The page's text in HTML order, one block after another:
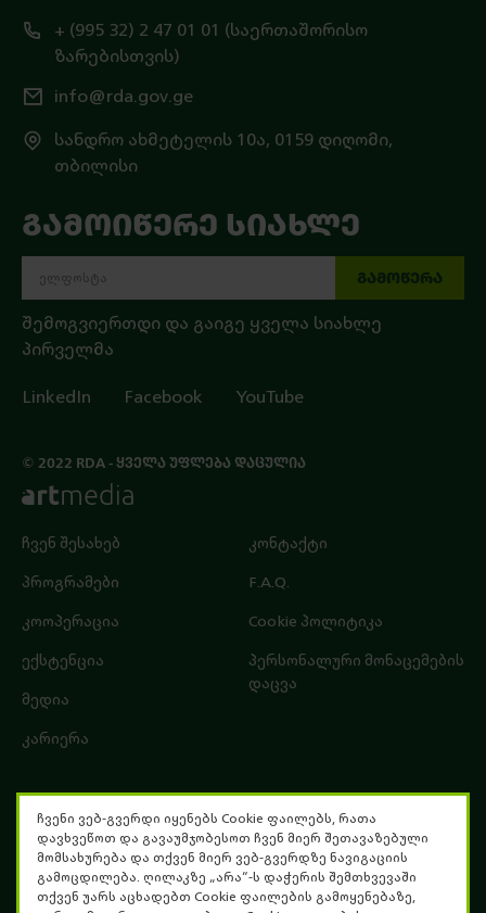
ჩვენი ვებ-გვერდი იყენებს Cookie ფაილებს, რათა
დავხვეწოთ და გავაუმჯობესოთ ჩვენ მიერ შეთავაზებული
მომსახურება და თქვენ მიერ ვებ-გვერდზე ნავიგაციის
გამოცდილება. ღილაკზე „არა“-ს დაჭერის შემთხვევაში
თქვენ უარს აცხადებთ Cookie ფაილების გამოყენებაზე,
+ (995 32) 2 47 01 01 (საერთაშორისო
ზარებისთვის)
info@rda.gov.ge
სანდრო ახმეტელის 10ა, 0159 დიღომი,
თბილისი
ჩვენ შესახებ
პროგრამები
კოოპერაცია
ექსტენცია
მედია
კარიერა
კონტაქტი
F.A.Q.
Cookie პოლიტიკა
პერსონალური მონაცემების
დაცვა
ᲒᲐᲛᲝᲘᲬᲔᲠᲔ ᲡᲘᲐᲮᲚᲔ
ᲒᲐᲛᲝᲬᲔᲠᲐ
შემოგვიერთდი და გაიგე ყველა სიახლე
პირველმა
LinkedIn Facebook YouTube
© 2022 RDA - ᲧᲕᲔᲚᲐ ᲣᲤᲚᲔᲑᲐ ᲓᲐᲪᲣᲚᲘᲐ